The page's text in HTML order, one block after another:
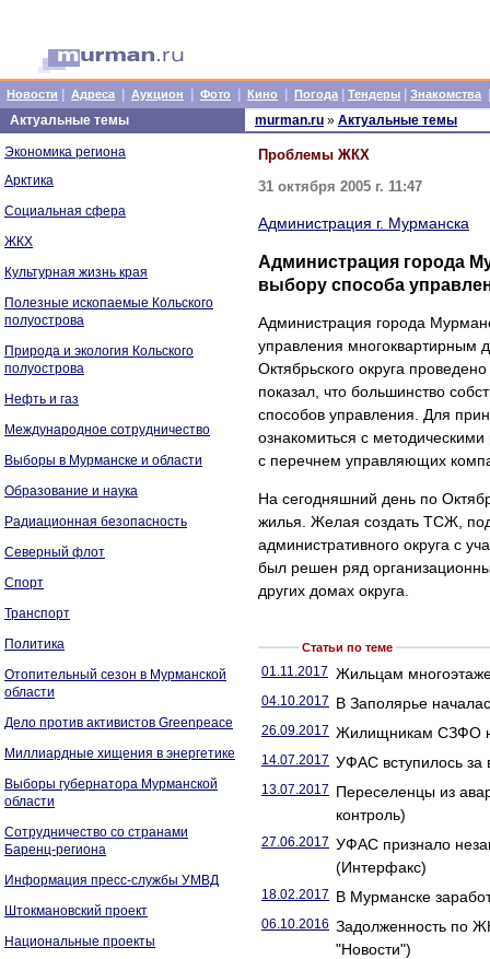
Новости Адреса Аукцион Фото Кино Погода Тендеры Знакомства
Актуальные темы
Экономика региона
Арктика
Социальная сфера
ЖКХ
Культурная жизнь края
Полезные ископаемые Кольского
полуострова
Природа и экология Кольского
полуострова
Нефть и газ
Международное сотрудничество
Выборы в Мурманске и области
Образование и наука
Радиационная безопасность
Северный флот
Спорт
Транспорт
Политика
Отопительный сезон в Мурманской
области
Дело против активистов Greenpeace
Миллиардные хищения в энергетике
Выборы губернатора Мурманской
области
Сотрудничество со странами
Баренц-региона
Информация пресс-службы УМВД
Штокмановский проект
Национальные проекты
murman.ru » Актуальные темы
Проблемы ЖКХ
31 октября 2005 г. 11:47
Администрация г. Мурманска
Администрация города
выбору способа
Администрация города
управления многоквартирным
Октябрьского округа
показал, что большинство
способов управления. Для
ознакомиться с
с перечнем управляющих
На сегодняшний день по
жилья. Желая создать ТСЖ,
административного округа с
был решен ряд
других домах округа.
Статьи по теме
01.11.2017 Жильцам
04.10.2017 В Заполярье
26.09.2017 Жилищникам СЗФО
14.07.2017 УФАС вступилось за
13.07.2017 Переселенцы из
контроль)
27.06.2017 УФАС признало
(Интерфакс)
18.02.2017 В Мурманске
06.10.2016 Задолженность по
"Новости")